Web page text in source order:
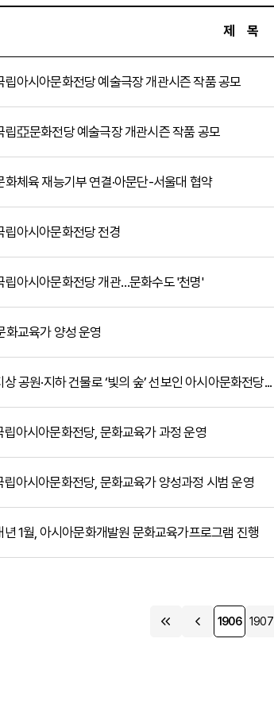
제 목
아시아문화전당 예술극장 개관시즌 작품 공모
亞문화전당 예술극장 개관시즌 작품 공모
체육 재능기부 연결·아문단-서울대 협약
아시아문화전당 전경
아시아문화전당 개관…문화수도 '천명'
교육가 양성 운영
공원·지하 건물로 ‘빛의 숲’ 선보인 아시아문화전당...
아시아문화전당, 문화교육가 과정 운영
아시아문화전당, 문화교육가 양성과정 시범 운영
1월, 아시아문화개발원 문화교육가프로그램 진행
1906 1907